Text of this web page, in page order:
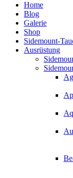
Home
Blog
Galerie
Shop
Sidemount-
Ausrüstung